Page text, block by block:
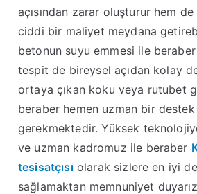
açısından zarar oluşturur hem
ciddi bir maliyet meydana
betonun suyu emmesi ile
tespit de bireysel açıdan kolay
ortaya çıkan koku veya rutubet
beraber hemen uzman bir
gerekmektedir. Yüksek
ve uzman kadromuz ile beraber
tesisatçısıolarak sizlere en iyi
sağlamaktan memnuniyet